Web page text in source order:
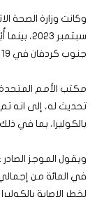
وكانت وزارة الصحة
سبتمبر
جنوب كردفان في ١٩ يوليو ٢٠٢٣.
مكتب الأمم
بالكوليرا، بما في ذلك 269 حالة وفاة مرتبطة بها، حتى 16 يناير 2024.
لخطر الإصابة